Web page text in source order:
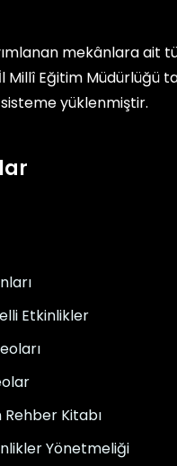
mekânlara ait
İl Millî Eğitim Müdürlüğü
yüklenmiştir.
Etkinlikler
Kitabı
Yönetmeliği